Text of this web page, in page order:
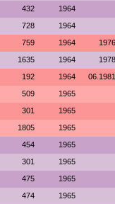
432 1964
728 1964
759 1964 1976
1635 1964 1978
192 1964 06.1981
509 1965
301 1965
1805 1965
454 1965
301 1965
475 1965
474 1965